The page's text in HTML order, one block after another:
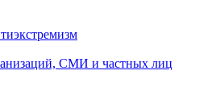
СМИ и частных лиц